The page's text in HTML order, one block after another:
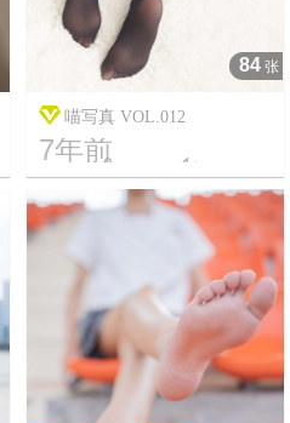
84 张
喵写真 VOL.012
7年前
11 1863